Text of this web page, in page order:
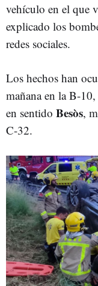
vehículo en el que
explicado los
redes sociales.
Los hechos han
mañana en la B-
en sentido Besòs,
C-32.